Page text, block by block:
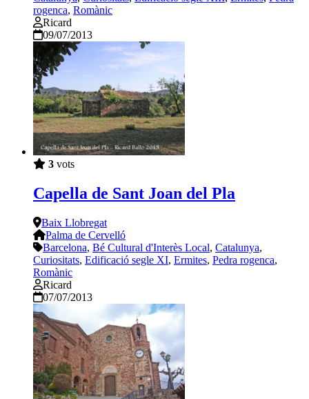
rogenca, Romànic
Ricard
09/07/2013
3 vots
Capella de Sant Joan del Pla
Baix Llobregat
Palma de Cervelló
Barcelona, Bé Cultural d'Interès Local, Catalunya,
Curiositats, Edificació segle XI, Ermites, Pedra rogenca,
Romànic
Ricard
07/07/2013